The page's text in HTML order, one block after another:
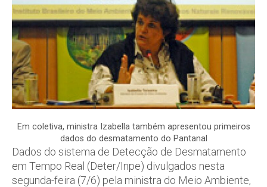
Em coletiva, ministra Izabella também apresentou primeiros
dados do desmatamento do Pantanal
Dados do sistema de Detecção de Desmatamento
em Tempo Real (Deter/Inpe) divulgados nesta
segunda-feira (7/6) pela ministra do Meio Ambiente,